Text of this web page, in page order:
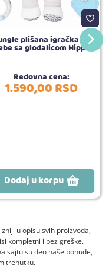
plišana igračka za
sa glodalicom Hippo
Redovna cena:
1.590,00RSD
Dodaj u korpu
u opisu svih proizvoda,
kompletni i bez greške.
sajtu su deo naše ponude,
trenutku.